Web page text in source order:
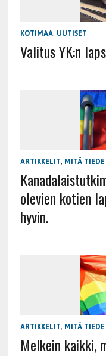
KOTIMAA, UUTISET
Valitus YK:n
ARTIKKELIT, MITÄ TIEDE
olevien kotien
hyvin.
ARTIKKELIT, MITÄ TIEDE
Melkein kaikki,